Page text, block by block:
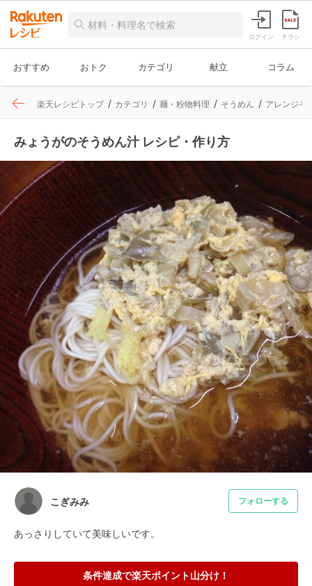
ログイン チラシ
おすすめ おトク カテゴリ 献立 コラム
楽天レシピトップ カテゴリ 麺・粉物料理 そうめん アレンジそ
みょうがのそうめん汁 レシピ・作り方
こぎみみ フォローする
あっさりしていて美味しいです。
条件達成で楽天ポイント山分け！